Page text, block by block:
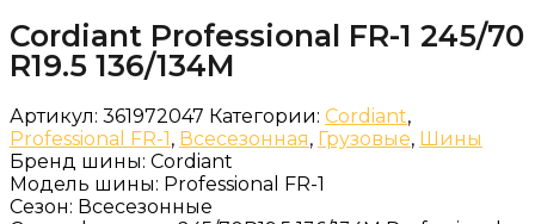
Cordiant Professional FR-1 245/70
R19.5 136/134M
Артикул: 361972047 Категории: Cordiant,
Professional FR-1, Всесезонная, Грузовые, Шины
Бренд шины: Cordiant
Модель шины: Professional FR-1
Сезон: Всесезонные